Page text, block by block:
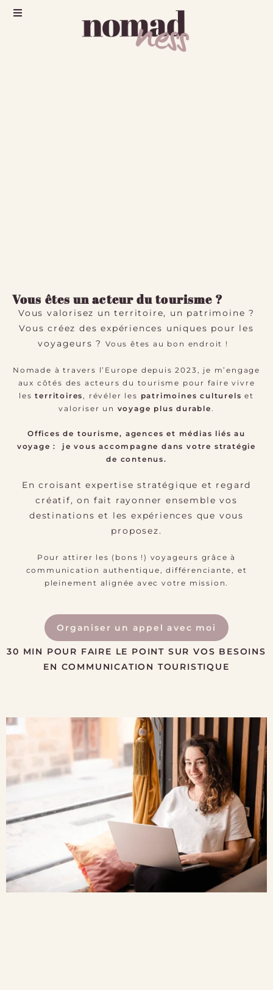
Vous êtes un acteur du tourisme ?
Vous valorisez un territoire, un patrimoine ?
Vous créez des expériences uniques pour les
voyageurs ?
Vous êtes au bon endroit !
Nomade à travers l’Europe depuis 2023, je m’engage
aux côtés des acteurs du tourisme pour faire vivre
lesterritoires, révéler les patrimoines culturels et
valoriser un voyage plus durable.
Offices de tourisme, agences et médias liés au
voyage : je vous accompagne dans votre stratégie
de contenus.
En croisant expertise stratégique et regard
créatif, on fait rayonner ensemble vos
destinations et les expériences que vous
proposez.
Pour attirer les (bons !) voyageurs grâce à
communication authentique, différenciante, et
pleinement alignée avec votre mission.
Organiser un appel avec moi
30 MIN POUR FAIRE LE POINT SUR VOS BESOINS
EN COMMUNICATION TOURISTIQUE